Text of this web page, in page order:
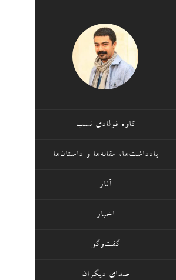
کاوه فولادی نسب
یادداشت‌ها، مقاله‌ها و داستان‌ها
آثار
اخبار
گفت‌وگو
صدای دیگران